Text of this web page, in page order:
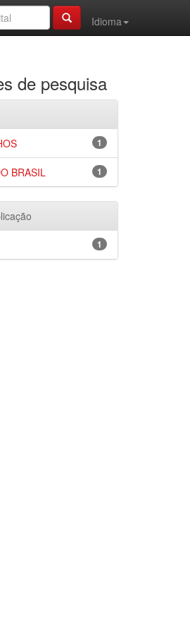
Idioma
de pesquisa
1
1
BRASIL
1